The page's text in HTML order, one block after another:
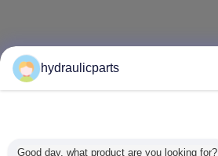
hydraulicparts
Good day, what product are you looking for?